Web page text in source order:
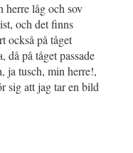
herre låg och sov
och det finns
också på tåget
på tåget passade
ja tusch, min herre!,
sig att jag tar en bild